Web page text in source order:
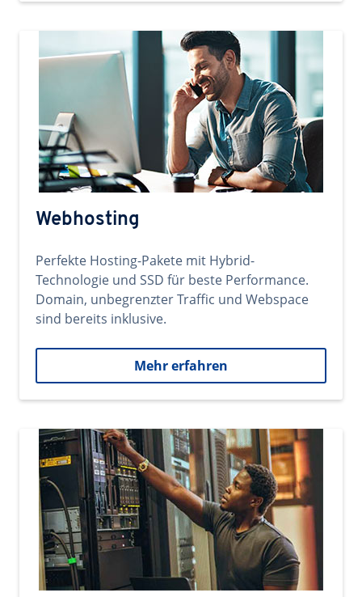
Webhosting
Perfekte Hosting-Pakete mit Hybrid-
Technologie und SSD für beste Performance.
Domain, unbegrenzter Traffic und Webspace
sind bereits inklusive.
Mehr erfahren